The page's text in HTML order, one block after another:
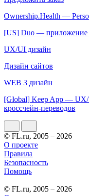
Ownership.Health —
[US] Duo — приложение
UX/UI дизайн
Дизайн сайтов
WEB 3 дизайн
[Global] Keep App —
кроссчейн-переводов
© FL.ru, 2005 – 2026
О проекте
Правила
Безопасность
Помощь
© FL.ru, 2005 – 2026